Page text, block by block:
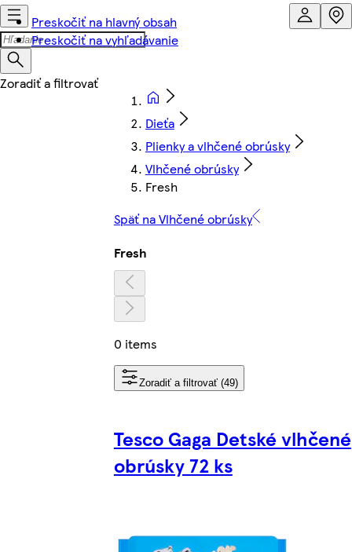
Preskočiť na hlavný obsah
Preskočiť na vyhľadávanie
Dieťa
Plienky a vlhčené obrúsky
Vlhčené obrúsky
Fresh
Späť na Vlhčené obrúsky
Fresh
0 items
Zoradiť a filtrovať (49)
Tesco Gaga Detské vlhčené
obrúsky 72 ks